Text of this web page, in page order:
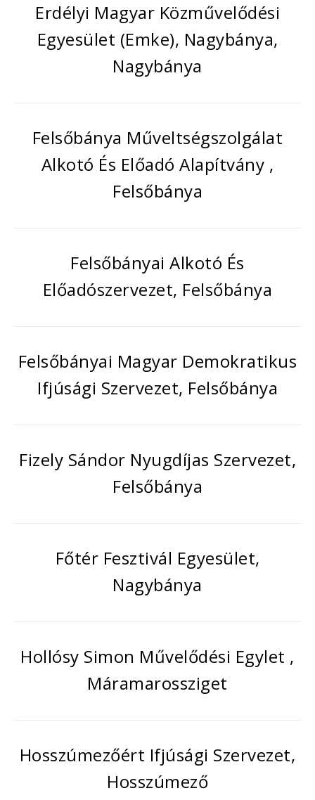
Erdélyi Magyar Közművelődési
Egyesület (Emke), Nagybánya,
Nagybánya
Felsőbánya Műveltségszolgálat
Alkotó És Előadó Alapítvány ,
Felsőbánya
Felsőbányai Alkotó És
Előadószervezet, Felsőbánya
Felsőbányai Magyar Demokratikus
Ifjúsági Szervezet, Felsőbánya
Fizely Sándor Nyugdíjas Szervezet,
Felsőbánya
Főtér Fesztivál Egyesület,
Nagybánya
Hollósy Simon Művelődési Egylet ,
Máramarossziget
Hosszúmezőért Ifjúsági Szervezet,
Hosszúmező